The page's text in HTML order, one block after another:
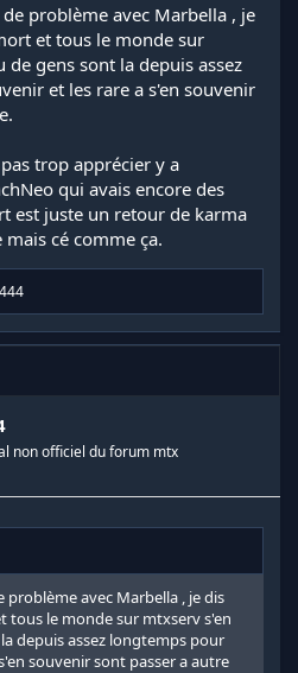
problème avec Marbella , je
et tous le monde sur
gens sont la depuis assez
et les rare a s'en souvenir
trop apprécier y a
qui avais encore des
est juste un retour de karma
cé comme ça.
non officiel du forum mtx
problème avec Marbella , je dis
tous le monde sur mtxserv s'en
depuis assez longtemps pour
souvenir sont passer a autre